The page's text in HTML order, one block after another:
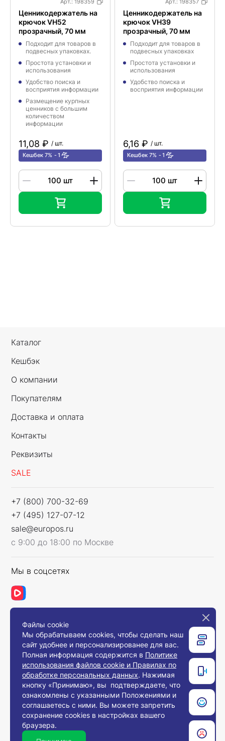
Арт.: 198359
Ценникодержатель на
крючок VH52
прозрачный, 70 мм
Подходит для товаров в
подвесных упаковках.
Простота установки и
использования
Удобство поиска и
восприятия информации
Размещение курпных
ценников с большим
количеством
информации
11,08 ₽ / шт.
Кешбек 7% 1
Арт.: 198357
Ценникодержатель на
крючок VH39
прозрачный, 70 мм
Подходит для товаров в
подвесных упаковках
Простота установки и
использования
Удобство поиска и
восприятия информации
6,16 ₽ / шт.
Кешбек 7% 1
Каталог
Кешбэк
О компании
Покупателям
Доставка и оплата
Контакты
Реквизиты
SALE
+7 (800) 700-32-69
+7 (495) 127-07-12
sale@europos.ru
с 9:00 до 18:00 по Москве
Мы в соцсетях
Связаться с нами
© 2008-2026, Компания «Европос Групп». Все
права защищены.
Все товары предназначены для продажи
юридическим лицам и индивидуальным
предпринимателям с целью использования в
хозяйственной деятельности.
Файлы cookie
Мы обрабатываем cookies, чтобы сделать наш
сайт удобнее и персонализированее для вас.
Полная информация содержится в Политике
использования файлов cookie и Правилах по
обработке персональных данных. Нажимая
кнопку «Принимаю», вы подтверждаете, что
ознакомлены с указанными Положениями и
соглашаетесь с ними. Вы можете запретить
сохранение cookies в настройках вашего
браузера.